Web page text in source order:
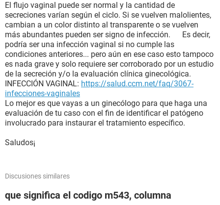
El flujo vaginal puede ser normal y la cantidad de
secreciones varían según el ciclo. Si se vuelven malolientes,
cambian a un color distinto al transparente o se vuelven
más abundantes pueden ser signo de infección. Es decir,
podría ser una infección vaginal si no cumple las
condiciones anteriores... pero aún en ese caso esto tampoco
es nada grave y solo requiere ser corroborado por un estudio
de la secreción y/o la evaluación clínica ginecológica.
INFECCIÓN VAGINAL: https://salud.ccm.net/faq/3067-
infecciones-vaginales
Lo mejor es que vayas a un ginecólogo para que haga una
evaluación de tu caso con el fin de identificar el patógeno
involucrado para instaurar el tratamiento específico.
Saludos¡
Discusiones similares
que significa el codigo m543, columna